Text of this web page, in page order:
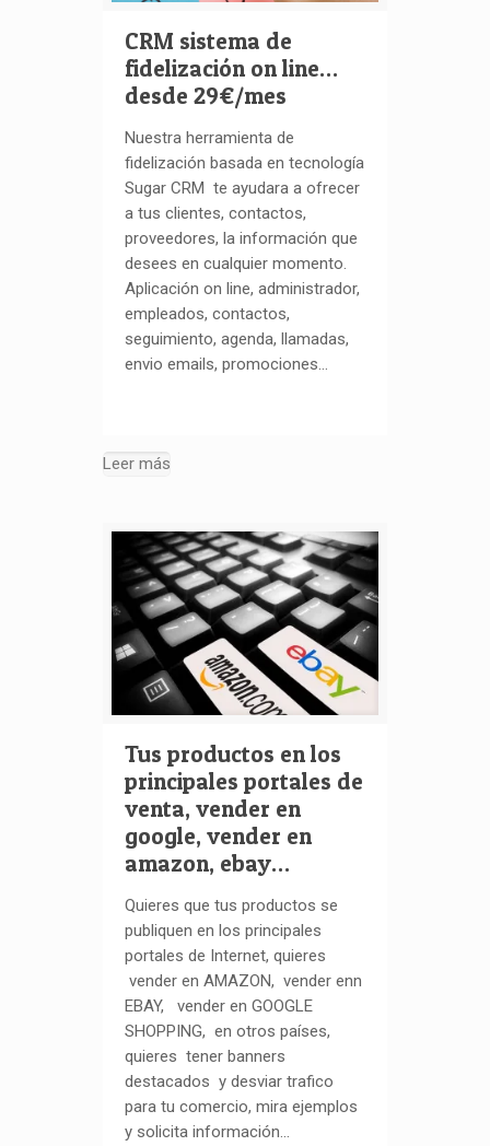
CRM sistema de
fidelización on line…
desde 29€/mes
Nuestra herramienta de
fidelización basada en tecnología
Sugar CRM te ayudara a ofrecer
a tus clientes, contactos,
proveedores, la información que
desees en cualquier momento.
Aplicación on line, administrador,
empleados, contactos,
seguimiento, agenda, llamadas,
envio emails, promociones…
Leer más
Tus productos en los
principales portales de
venta, vender en
google, vender en
amazon, ebay…
Quieres que tus productos se
publiquen en los principales
portales de Internet, quieres
vender en AMAZON, vender enn
EBAY, vender en GOOGLE
SHOPPING, en otros países,
quieres tener banners
destacados y desviar trafico
para tu comercio, mira ejemplos
y solicita información…